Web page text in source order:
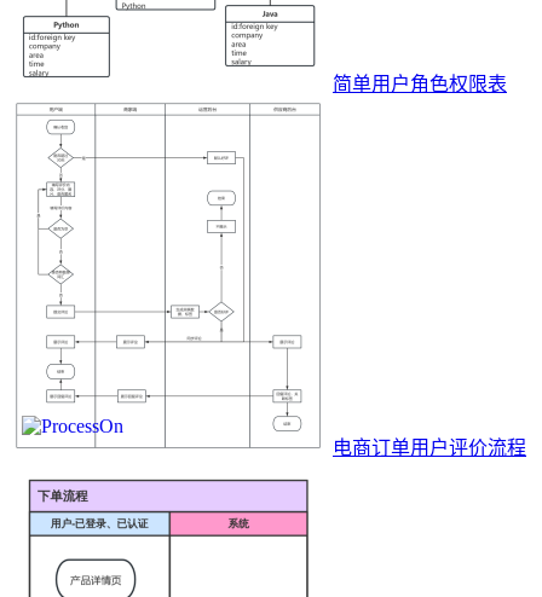
简单用户角色权限表
电商订单用户评价流程